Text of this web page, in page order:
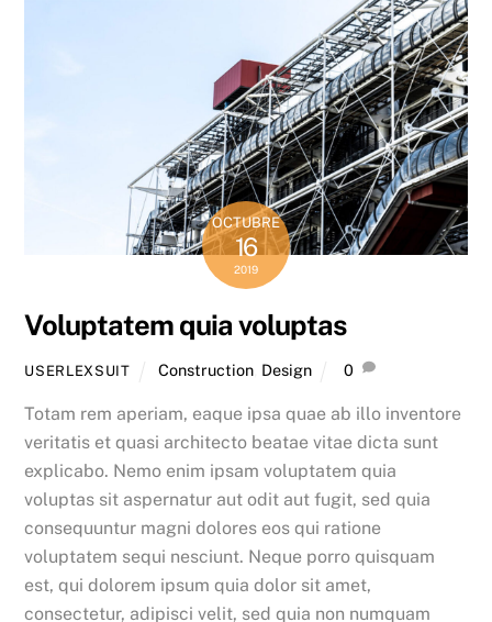
OCTUBRE
16
2019
Voluptatem quia voluptas
USERLEXSUIT Construction, Design 0
Totam rem aperiam, eaque ipsa quae ab illo inventore
veritatis et quasi architecto beatae vitae dicta sunt
explicabo. Nemo enim ipsam voluptatem quia
voluptas sit aspernatur aut odit aut fugit, sed quia
consequuntur magni dolores eos qui ratione
voluptatem sequi nesciunt. Neque porro quisquam
est, qui dolorem ipsum quia dolor sit amet,
consectetur, adipisci velit, sed quia non numquam